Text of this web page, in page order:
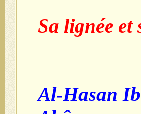
Sa lignée et
Al-Hasan